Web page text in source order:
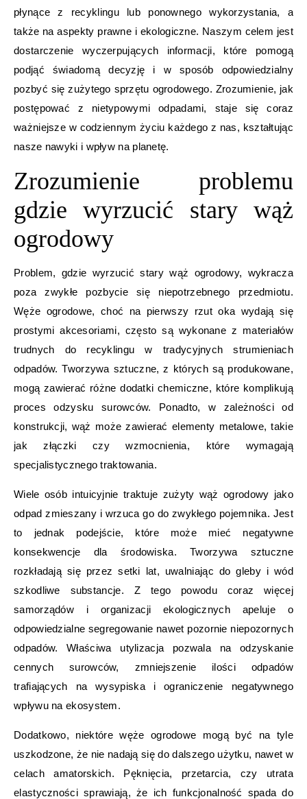
płynące z recyklingu lub ponownego wykorzystania, a
także na aspekty prawne i ekologiczne. Naszym celem jest
dostarczenie wyczerpujących informacji, które pomogą
podjąć świadomą decyzję i w sposób odpowiedzialny
pozbyć się zużytego sprzętu ogrodowego. Zrozumienie, jak
postępować z nietypowymi odpadami, staje się coraz
ważniejsze w codziennym życiu każdego z nas, kształtując
nasze nawyki i wpływ na planetę.
Zrozumienie problemu
gdzie wyrzucić stary wąż
ogrodowy
Problem, gdzie wyrzucić stary wąż ogrodowy, wykracza
poza zwykłe pozbycie się niepotrzebnego przedmiotu.
Węże ogrodowe, choć na pierwszy rzut oka wydają się
prostymi akcesoriami, często są wykonane z materiałów
trudnych do recyklingu w tradycyjnych strumieniach
odpadów. Tworzywa sztuczne, z których są produkowane,
mogą zawierać różne dodatki chemiczne, które komplikują
proces odzysku surowców. Ponadto, w zależności od
konstrukcji, wąż może zawierać elementy metalowe, takie
jak złączki czy wzmocnienia, które wymagają
specjalistycznego traktowania.
Wiele osób intuicyjnie traktuje zużyty wąż ogrodowy jako
odpad zmieszany i wrzuca go do zwykłego pojemnika. Jest
to jednak podejście, które może mieć negatywne
konsekwencje dla środowiska. Tworzywa sztuczne
rozkładają się przez setki lat, uwalniając do gleby i wód
szkodliwe substancje. Z tego powodu coraz więcej
samorządów i organizacji ekologicznych apeluje o
odpowiedzialne segregowanie nawet pozornie niepozornych
odpadów. Właściwa utylizacja pozwala na odzyskanie
cennych surowców, zmniejszenie ilości odpadów
trafiających na wysypiska i ograniczenie negatywnego
wpływu na ekosystem.
Dodatkowo, niektóre węże ogrodowe mogą być na tyle
uszkodzone, że nie nadają się do dalszego użytku, nawet w
celach amatorskich. Pęknięcia, przetarcia, czy utrata
elastyczności sprawiają, że ich funkcjonalność spada do